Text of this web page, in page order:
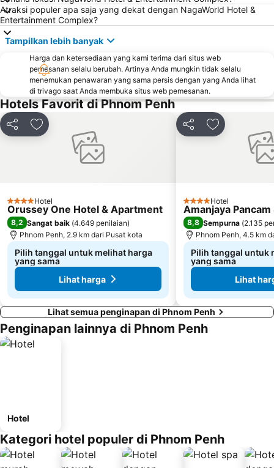
Atraksi populer apa saja yang dekat dengan NagaWorld Hotel &
Entertainment Complex?
Tampilkan lebih banyak
Harga dan ketersediaan yang kami terima dari situs web
pemesanan selalu berubah. Artinya Anda mungkin tidak selalu
menemukan penawaran yang sama persis dengan yang Anda lihat
di trivago saat Anda membuka situs web pemesanan.
Hotels Favorit di Phnom Penh
BagikanTambahkan ke favorit
4 Bintang
Hotel
Orussey One Hotel & Apartment
8,2 Sangat baik (4.649 penilaian)
Phnom Penh, 2.9 km dari Pusat kota
Pilih tanggal untuk melihat harga
yang sama
Lihat harga
BagikanTambahkan
4 Bintang
Hotel
Amanjaya
8,8 Sempurna (2.135
Phnom Penh, 4.5 km
Pilih tanggal untuk
yang sama
Lihat
Lihat semua penginapan di Phnom Penh
Penginapan lainnya di Phnom Penh
Hotel
Kategori hotel populer di Phnom Penh